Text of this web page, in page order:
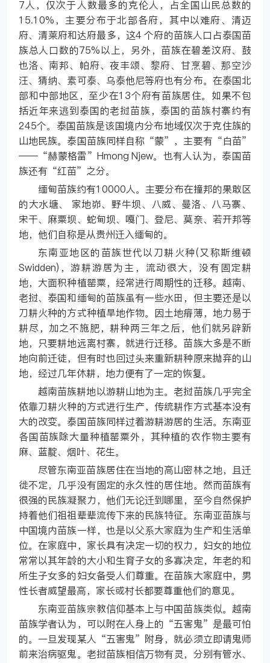
7人，仅次于人数最多的克伦人，占全国山民总数的
15.10%，主要分布于北部各府，其中以难府、清迈
府、清莱府和达府最多，这4 个府的苗族人口占泰国苗
族总人口数的75%以上，另外，苗族在碧差汶府、鼓
也洛、南邦、帕府、夜丰颂、黎府、甘烹碧、那空沙
汪、猜纳、素可泰、乌泰他尼等府也有分布。在泰国北
部和中部地区，至少在13个府有苗族居住。如果不包
括近年来逃到泰国的老挝苗族，泰国的苗族村寨约有
245个。泰国苗族是该国境内分布地域仅次于克住族的
山地民族。泰国苗族同样自称“蒙”，主要有“白苗”
——“赫蒙格雷”Hmong Njew。也有人认为，泰国苗
族还有“红苗”之分。
缅甸苗族约有10000人。主要分布在撞邦的果敢区
的大水塘、 家地峁、野牛坝、八威、曼洛、八马寨、
宋干、麻粟坝、蛇甸坝、嘎门、登尼、莫奈、若开邦等
地，他们自称是从贵州迁入缅甸的。
东南亚地区的苗族世代以刀耕火种(又称斯维顿
Swidden)，游耕游居为主，流动很大，没有固定耕
地，大面积种植罂粟，经常进行周期性的迁移。越南、
老挝、泰国和缅甸的苗族虽有一些水田，但主要还是以
刀耕火种的方式种植旱地作物。因土地瘠薄，地力易于
耕尽，加之不施肥，耕种两三年之后，他们就另辟新
地，只要耕地远离村寨，就进行迁移。苗族大多是不断
地向前迁徒，但有时也回过头来重新耕种原来抛弃的山
地，经过几年休耕，地力便有了一定的恢复。
越南苗族耕地以游耕山地为主。老挝苗族几乎完全
依靠刀耕火种的方式进行生产，传统耕作方式基本没有
大的改变。泰国苗族同样过着游耕游居的生活。东南亚
各国苗族除大量种植罂粟外，其种植的农作物主要有
麻、蓝靛、烟叶、花生。
尽管东南亚苗族居住在当地的高山密林之地，且迁
徙不定，几乎没有固定的永久性的居住地。然而苗族有
很强的民族凝聚力，他们无论迁到哪里，至今自然保护
持着他们祖祖辈辈流传下来的民族特征。东南亚苗族与
中国境内苗族一样，也是以父系大家庭为生产和生活单
位。在家庭中，家长具有决定一切的权力，妇女的地位
常常以其年龄的大小和生育子女的多寡决定，年老的和
所生子女多的妇女备受人们尊重。在苗族大家庭中，男
性长者威望最高，家长或村长都要尊重他们的意见。
东南亚苗族宗教信仰基本上与中国苗族类似。越南
苗族学者认为，可以附在人身上的“五害鬼”是最可怕
的。一旦发现某人“五害鬼”附身，就必须立即请鬼师
前来治病驱鬼。老挝苗族相信万物有灵，分别有管水、